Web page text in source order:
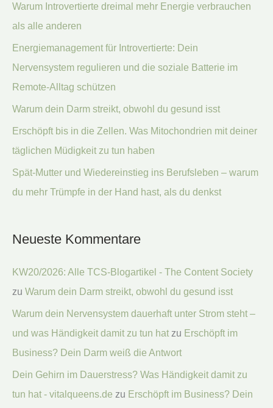
n
n
a
c
h
:
Warum Introvertierte dreimal mehr Energie verbrauchen
als alle anderen
Energiemanagement für Introvertierte: Dein
Nervensystem regulieren und die soziale Batterie im
Remote-Alltag schützen
Warum dein Darm streikt, obwohl du gesund isst
Erschöpft bis in die Zellen. Was Mitochondrien mit deiner
täglichen Müdigkeit zu tun haben
Spät-Mutter und Wiedereinstieg ins Berufsleben – warum
du mehr Trümpfe in der Hand hast, als du denkst
Neueste Kommentare
KW20/2026: Alle TCS-Blogartikel - The Content Society
zu Warum dein Darm streikt, obwohl du gesund isst
Warum dein Nervensystem dauerhaft unter Strom steht –
und was Händigkeit damit zu tun hat zu Erschöpft im
Business? Dein Darm weiß die Antwort
Dein Gehirn im Dauerstress? Was Händigkeit damit zu
tun hat - vitalqueens.de zu Erschöpft im Business? Dein